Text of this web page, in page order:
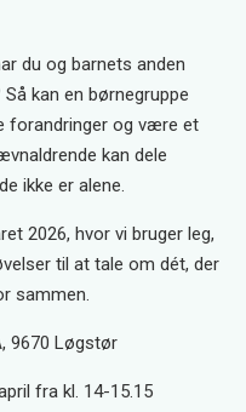
du og barnets anden
kan en børnegruppe
forandringer og være et
kan dele
ikke er alene.
2026, hvor vi bruger leg,
til at tale om dét, der
sammen.
9670 Løgstør
fra kl. 14-15.15